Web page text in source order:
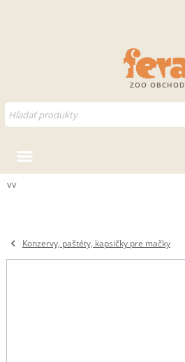
ZOO OBCHOD
vv
Konzervy, paštéty, kapsičky pre mačky